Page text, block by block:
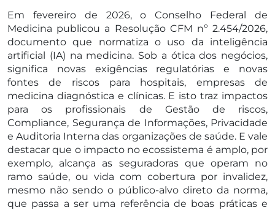
Em fevereiro de 2026, o Conselho Federal de
Medicina publicou a Resolução CFM nº 2.454/2026,
documento que normatiza o uso da inteligência
artificial (IA) na medicina. Sob a ótica dos negócios,
significa novas exigências regulatórias e novas
fontes de riscos para hospitais, empresas de
medicina diagnóstica e clínicas. E isto traz impactos
para os profissionais de Gestão de riscos,
Compliance, Segurança de Informações, Privacidade
e Auditoria Interna das organizações de saúde. E vale
destacar que o impacto no ecossistema é amplo, por
exemplo, alcança as seguradoras que operam no
ramo saúde, ou vida com cobertura por invalidez,
mesmo não sendo o público-alvo direto da norma,
que passa a ser uma referência de boas práticas e